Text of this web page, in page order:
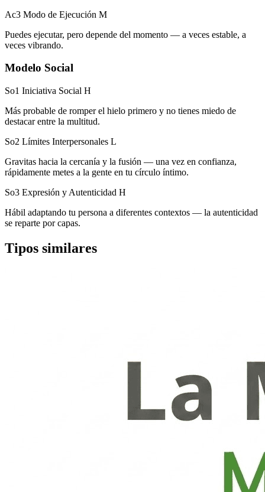
Ac3 Modo de Ejecución M
Puedes ejecutar, pero depende del momento — a veces estable, a
veces vibrando.
Modelo Social
So1 Iniciativa Social H
Más probable de romper el hielo primero y no tienes miedo de
destacar entre la multitud.
So2 Límites Interpersonales L
Gravitas hacia la cercanía y la fusión — una vez en confianza,
rápidamente metes a la gente en tu círculo íntimo.
So3 Expresión y Autenticidad H
Hábil adaptando tu persona a diferentes contextos — la autenticidad
se reparte por capas.
Tipos similares